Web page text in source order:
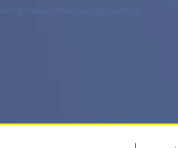
info@hebru-therapiegeraete.de